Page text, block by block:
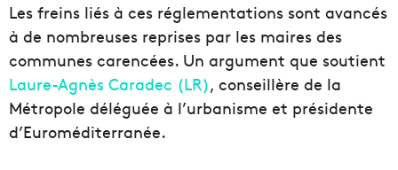
Les freins liés à ces réglementations sont avancés
à de nombreuses reprises par les maires des
communes carencées. Un argument que soutient
Laure-Agnès Caradec (LR), conseillère de la
Métropole déléguée à l’urbanisme et présidente
d’Euroméditerranée.